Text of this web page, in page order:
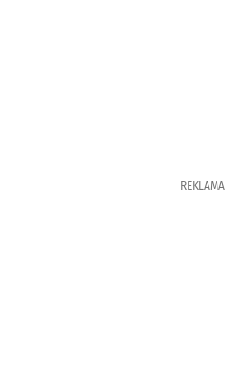
REKLAMA